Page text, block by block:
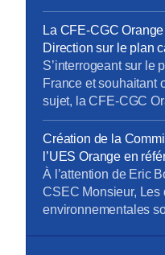
salarial, vente SFR,
la consulter : revue
vous abonner
pouvez lire les
en rubrique Revue
La CFE-CGC
Direction sur le plan
S’interrogeant sur le
France et souhaitant
sujet, la CFE-CGC
François Fallacher.
Carbone d’Orange
offre de Smart TV
Paris Monsieur, En
présenté le
[…]
Création de la
l’UES Orange en
l’accord portant sur
l’UES Orange _
À l’attention de Eric
CSEC Monsieur, Les
environnementales